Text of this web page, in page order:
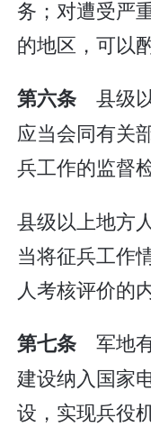
务；对遭受严
的地区，可以
第六条 县级
应当会同有关
兵工作的监督检
县级以上地方
当将征兵工作
人考核评价的
第七条 军地
建设纳入国家
设，实现兵役